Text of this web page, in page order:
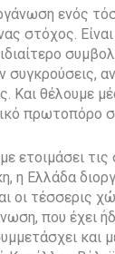
ενός
στόχος.
συγκρούσεις,
Και θέλουμε
πρωτοπόρο
ετοιμάσει
η Ελλάδα
οι τέσσερις
που έχει